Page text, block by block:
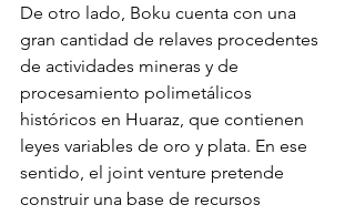
De otro lado, Boku cuenta con una
gran cantidad de relaves procedentes
de actividades mineras y de
procesamiento polimetálicos
históricos en Huaraz, que contienen
leyes variables de oro y plata. En ese
sentido, el joint venture pretende
construir una base de recursos